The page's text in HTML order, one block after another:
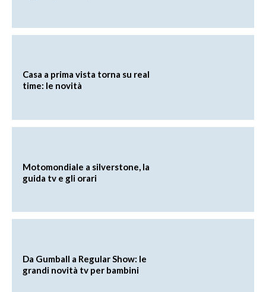
Casa a prima vista torna su real
time: le novità
Motomondiale a silverstone, la
guida tv e gli orari
Da Gumball a Regular Show: le
grandi novità tv per bambini